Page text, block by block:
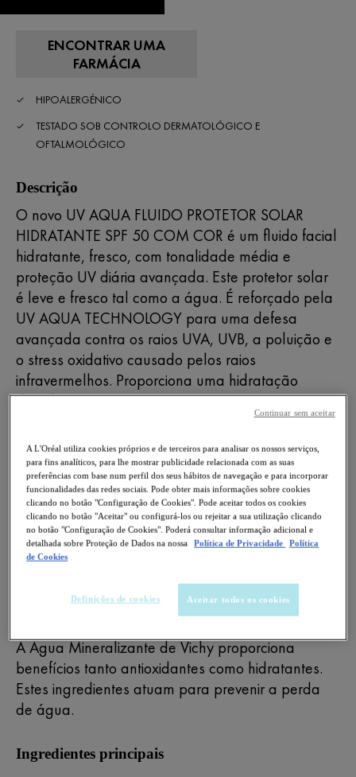
ENCONTRAR UMA
FARMÁCIA
HIPOALERGÉNICO
TESTADO SOB CONTROLO DERMATOLÓGICO E
OFTALMOLÓGICO
Descrição
O novo UV AQUA FLUIDO PROTETOR SOLAR
HIDRATANTE SPF 50 COM COR é um fluido facial
hidratante, fresco, com tonalidade média e
proteção UV diária avançada. Este protetor solar
é leve e fresco tal como a água. É reforçado pela
UV AQUA TECHNOLOGY para uma defesa
avançada contra os raios UVA, UVB, a poluição e
o stress oxidativo causado pelos raios
infravermelhos. Proporciona uma hidratação
duradoura numa textura aquosa e que é
absorvida instantaneamente. É resistente à água,
hipoalergénico e adequado para a zona dos
olhos. Possui um aplicador preciso para uma
experiência de utilização extremamente
agradável. Perfume viciante.
TEXTURA
INGREDIENTES ATIVOS
A Água Mineralizante de Vichy proporciona
benefícios tanto antioxidantes como hidratantes.
Estes ingredientes atuam para prevenir a perda
de água.
Ingredientes principais
A L'Oréal utiliza cookies próprios e de terceiros para analisar os nossos serviços,
para fins analíticos, para lhe mostrar publicidade relacionada com as suas
preferências com base num perfil dos seus hábitos de navegação e para incorporar
funcionalidades das redes sociais. Pode obter mais informações sobre cookies
clicando no botão "Configuração de Cookies". Pode aceitar todos os cookies
clicando no botão "Aceitar" ou configurá-los ou rejeitar a sua utilização clicando
no botão "Configuração de Cookies". Poderá consultar informação adicional e
detalhada sobre Proteção de Dados na nossa
Política de Privacidade
Política
de Cookies
Definições de cookies Aceitar todos os cookies
Continuar sem aceitar